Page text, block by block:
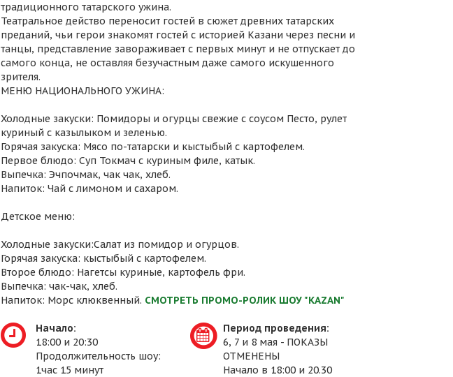
традиционного татарского ужина.
Театральное действо переносит гостей в сюжет древних татарских
преданий, чьи герои знакомят гостей с историей Казани через песни и
танцы, представление завораживает с первых минут и не отпускает до
самого конца, не оставляя безучастным даже самого искушенного
зрителя.
МЕНЮ НАЦИОНАЛЬНОГО УЖИНА:
Холодные закуски: Помидоры и огурцы свежие с соусом Песто, рулет
куриный с казылыком и зеленью.
Горячая закуска: Мясо по-татарски и кыстыбый с картофелем.
Первое блюдо: Суп Токмач с куриным филе, катык.
Выпечка: Эчпочмак, чак чак, хлеб.
Напиток: Чай с лимоном и сахаром.
Детское меню:
Холодные закуски:Салат из помидор и огурцов.
Горячая закуска: кыстыбый с картофелем.
Второе блюдо: Нагетсы куриные, картофель фри.
Выпечка: чак-чак, хлеб.
Напиток: Морс клюквенный. СМОТРЕТЬ ПРОМО-РОЛИК ШОУ "KAZAN"
Начало:
18:00 и 20:30
Продолжительность шоу:
1час 15 минут
Период проведения:
6, 7 и 8 мая - ПОКАЗЫ
ОТМЕНЕНЫ
Начало в 18:00 и 20.30